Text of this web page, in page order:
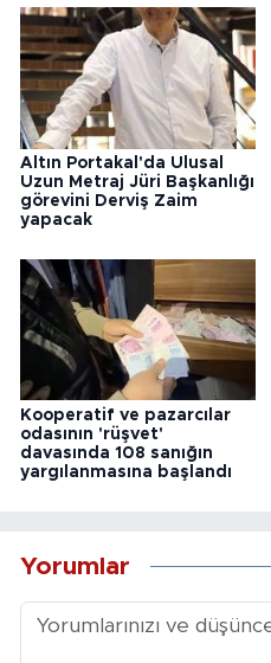
Altın Portakal'da Ulusal
Uzun Metraj Jüri Başkanlığı
görevini Derviş Zaim
yapacak
Kooperatif ve pazarcılar
odasının 'rüşvet'
davasında 108 sanığın
yargılanmasına başlandı
Yorumlar